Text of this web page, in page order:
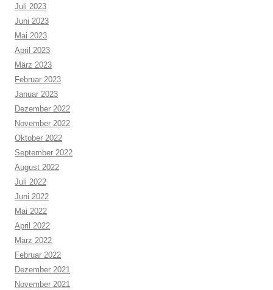
Juli 2023
Juni 2023
Mai 2023
April 2023
März 2023
Februar 2023
Januar 2023
Dezember 2022
November 2022
Oktober 2022
September 2022
August 2022
Juli 2022
Juni 2022
Mai 2022
April 2022
März 2022
Februar 2022
Dezember 2021
November 2021